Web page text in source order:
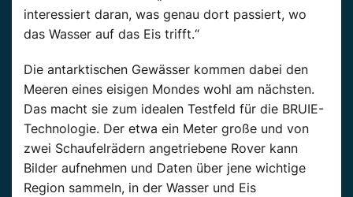
interessiert daran, was genau dort passiert, wo
das Wasser auf das Eis trifft.“
Die antarktischen Gewässer kommen dabei den
Meeren eines eisigen Mondes wohl am nächsten.
Das macht sie zum idealen Testfeld für die BRUIE-
Technologie. Der etwa ein Meter große und von
zwei Schaufelrädern angetriebene Rover kann
Bilder aufnehmen und Daten über jene wichtige
Region sammeln, in der Wasser und Eis